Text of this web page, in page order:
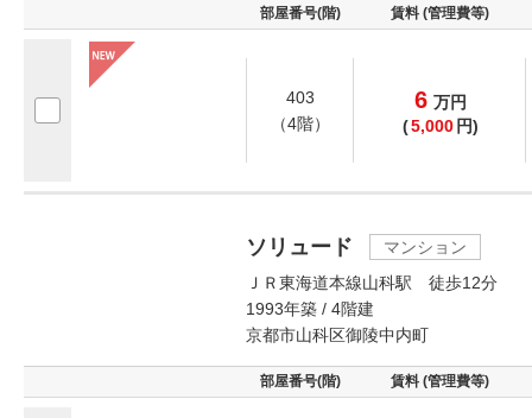
部屋番号(階) 賃料 (管理費等)
403
（4階）
6 万円
(5,000 円)
ソリュード
マンション
ＪＲ東海道本線山科駅 徒歩12分
1993年築 / 4階建
京都市山科区御陵中内町
部屋番号(階) 賃料 (管理費等)